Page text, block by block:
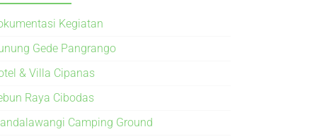
Kegiatan
Gede Pangrango
& Villa Cipanas
Raya Cibodas
Camping Ground